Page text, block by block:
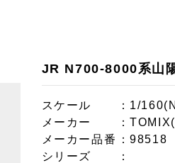
JR N700-8000系山
スケール
：1/
メーカー
：
メーカー品番
：98518
シリーズ
：